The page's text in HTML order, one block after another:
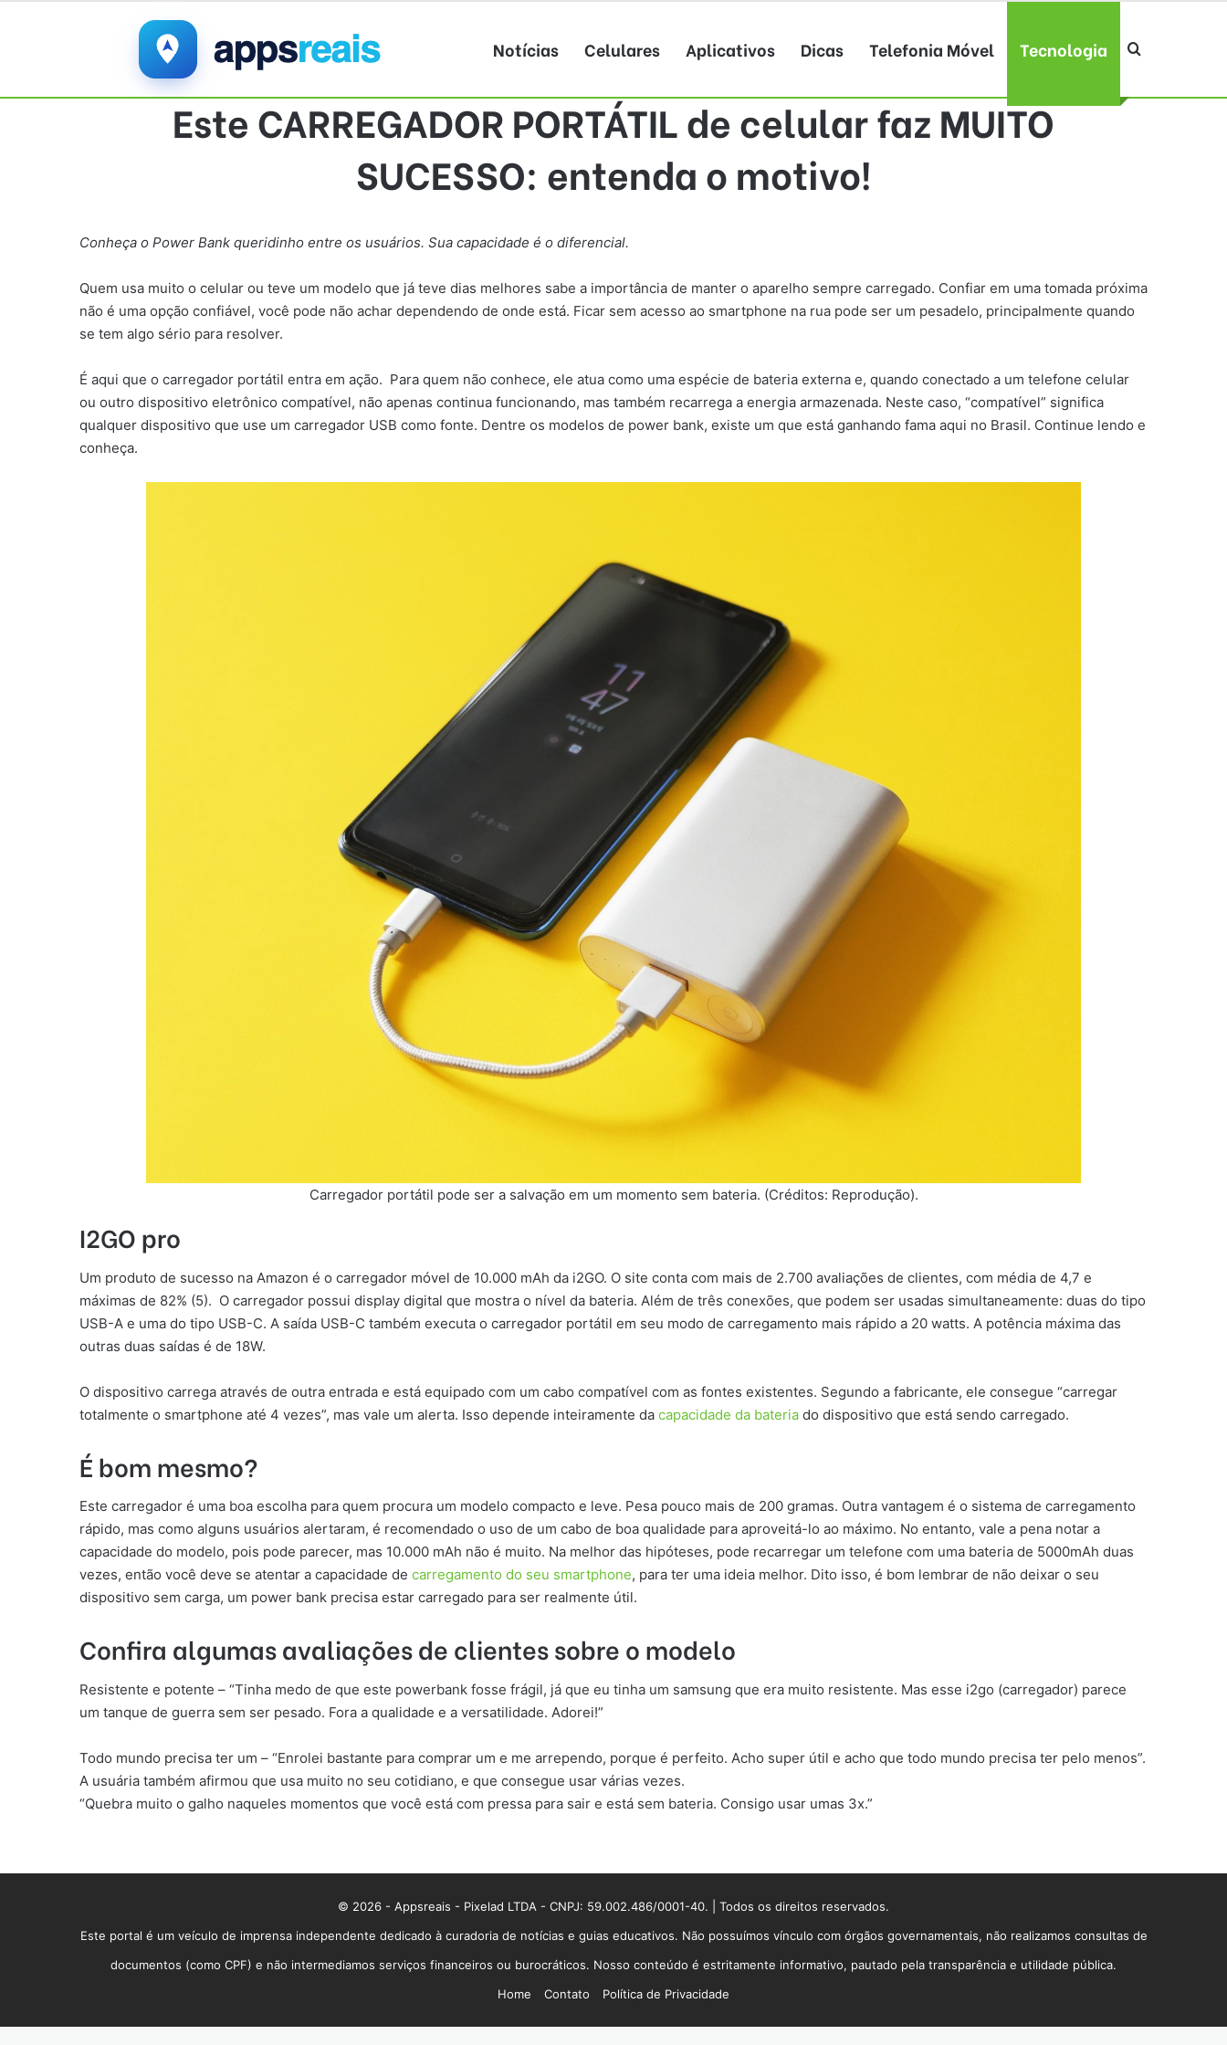
Notícias Celulares Aplicativos Dicas Telefonia Móvel Tecnologia Procurar por
Este CARREGADOR PORTÁTIL de celular faz MUITO
SUCESSO: entenda o motivo!
Conheça o Power Bank queridinho entre os usuários. Sua capacidade é o diferencial.
Quem usa muito o celular ou teve um modelo que já teve dias melhores sabe a importância de manter o aparelho sempre carregado. Confiar em uma tomada próxima
não é uma opção confiável, você pode não achar dependendo de onde está. Ficar sem acesso ao smartphone na rua pode ser um pesadelo, principalmente quando
se tem algo sério para resolver.
É aqui que o carregador portátil entra em ação. Para quem não conhece, ele atua como uma espécie de bateria externa e, quando conectado a um telefone celular
ou outro dispositivo eletrônico compatível, não apenas continua funcionando, mas também recarrega a energia armazenada. Neste caso, “compatível” significa
qualquer dispositivo que use um carregador USB como fonte. Dentre os modelos de power bank, existe um que está ganhando fama aqui no Brasil. Continue lendo e
conheça.
Carregador portátil pode ser a salvação em um momento sem bateria. (Créditos: Reprodução).
I2GO pro
Um produto de sucesso na Amazon é o carregador móvel de 10.000 mAh da i2GO. O site conta com mais de 2.700 avaliações de clientes, com média de 4,7 e
máximas de 82% (5). O carregador possui display digital que mostra o nível da bateria. Além de três conexões, que podem ser usadas simultaneamente: duas do tipo
USB-A e uma do tipo USB-C. A saída USB-C também executa o carregador portátil em seu modo de carregamento mais rápido a 20 watts. A potência máxima das
outras duas saídas é de 18W.
O dispositivo carrega através de outra entrada e está equipado com um cabo compatível com as fontes existentes. Segundo a fabricante, ele consegue “carregar
totalmente o smartphone até 4 vezes”, mas vale um alerta. Isso depende inteiramente da capacidade da bateria do dispositivo que está sendo carregado.
É bom mesmo?
Este carregador é uma boa escolha para quem procura um modelo compacto e leve. Pesa pouco mais de 200 gramas. Outra vantagem é o sistema de carregamento
rápido, mas como alguns usuários alertaram, é recomendado o uso de um cabo de boa qualidade para aproveitá-lo ao máximo. No entanto, vale a pena notar a
capacidade do modelo, pois pode parecer, mas 10.000 mAh não é muito. Na melhor das hipóteses, pode recarregar um telefone com uma bateria de 5000mAh duas
vezes, então você deve se atentar a capacidade de carregamento do seu smartphone, para ter uma ideia melhor. Dito isso, é bom lembrar de não deixar o seu
dispositivo sem carga, um power bank precisa estar carregado para ser realmente útil.
Confira algumas avaliações de clientes sobre o modelo
Resistente e potente – “Tinha medo de que este powerbank fosse frágil, já que eu tinha um samsung que era muito resistente. Mas esse i2go (carregador) parece
um tanque de guerra sem ser pesado. Fora a qualidade e a versatilidade. Adorei!”
Todo mundo precisa ter um – “Enrolei bastante para comprar um e me arrependo, porque é perfeito. Acho super útil e acho que todo mundo precisa ter pelo menos”.
A usuária também afirmou que usa muito no seu cotidiano, e que consegue usar várias vezes.
“Quebra muito o galho naqueles momentos que você está com pressa para sair e está sem bateria. Consigo usar umas 3x.”
© 2026 - Appsreais - Pixelad LTDA - CNPJ: 59.002.486/0001-40. | Todos os direitos reservados.
Este portal é um veículo de imprensa independente dedicado à curadoria de notícias e guias educativos. Não possuímos vínculo com órgãos governamentais, não realizamos consultas de
documentos (como CPF) e não intermediamos serviços financeiros ou burocráticos. Nosso conteúdo é estritamente informativo, pautado pela transparência e utilidade pública.
Home
Contato Política de Privacidade